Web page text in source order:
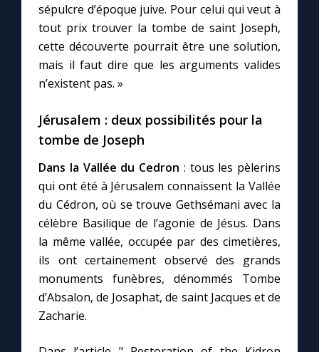
sépulcre d’époque juive. Pour celui qui veut à
tout prix trouver la tombe de saint Joseph,
cette découverte pourrait être une solution,
mais il faut dire que les arguments valides
n’existent pas. »
Jérusalem : deux possibilités pour la
tombe de Joseph
Dans la Vallée du Cedron : tous les pèlerins
qui ont été à Jérusalem connaissent la Vallée
du Cédron, où se trouve Gethsémani avec la
célèbre Basilique de l’agonie de Jésus. Dans
la même vallée, occupée par des cimetières,
ils ont certainement observé des grands
monuments funèbres, dénommés Tombe
d’Absalon, de Josaphat, de saint Jacques et de
Zacharie.